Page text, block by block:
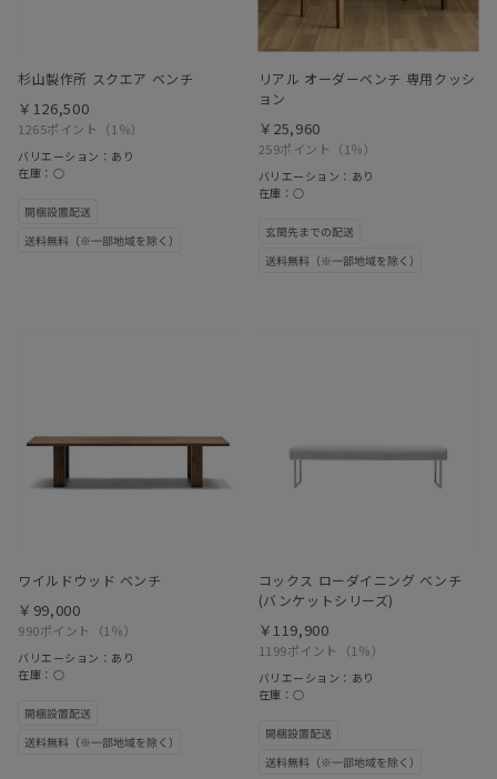
杉山製作所 スクエア ベンチ
1265ポイント （1％）
￥126,500
バリエーション：あり
在庫：○
リアル オーダーベンチ 専用クッシ
ョン
259ポイント （1％）
￥25,960
バリエーション：あり
在庫：○
ワイルドウッド ベンチ
990ポイント （1％）
￥99,000
バリエーション：あり
在庫：○
コックス ローダイニング ベンチ
(バンケットシリーズ)
1199ポイント （1％）
￥119,900
バリエーション：あり
在庫：○